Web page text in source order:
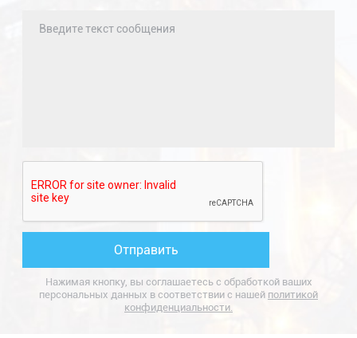
Нажимая кнопку, вы соглашаетесь с обработкой ваших
персональных данных в соответствии с нашей политикой
конфиденциальности.